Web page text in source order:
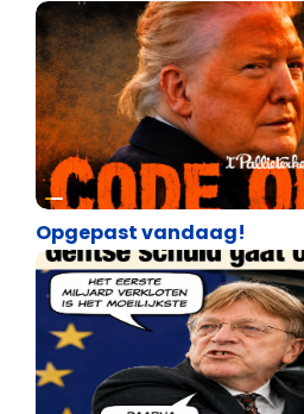
Satire
Opgepast vandaag!